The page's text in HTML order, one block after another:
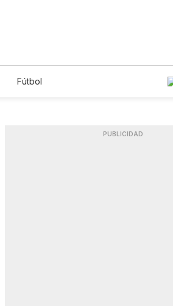
Fútbol
PUBLICIDAD